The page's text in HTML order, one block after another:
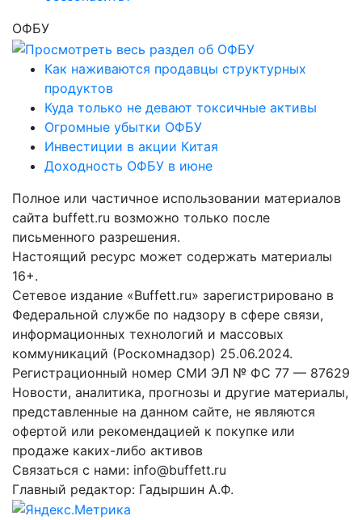
ОФБУ
Как наживаются продавцы структурных
продуктов
Куда только не девают токсичные активы
Огромные убытки ОФБУ
Инвестиции в акции Китая
Доходность ОФБУ в июне
Полное или частичное использовании материалов
сайта buffett.ru возможно только после
письменного разрешения.
Настоящий ресурс может содержать материалы
16+.
Сетевое издание «Buffett.ru» зарегистрировано в
Федеральной службе по надзору в сфере связи,
информационных технологий и массовых
коммуникаций (Роскомнадзор) 25.06.2024.
Регистрационный номер СМИ ЭЛ № ФС 77 — 87629
Новости, аналитика, прогнозы и другие материалы,
представленные на данном сайте, не являются
офертой или рекомендацией к покупке или
продаже каких-либо активов
Связаться с нами: info@buffett.ru
Главный редактор: Гадыршин А.Ф.